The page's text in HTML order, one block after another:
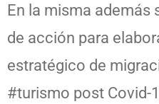
En la misma además
de acción para
estratégico de
#turismo post Covid-